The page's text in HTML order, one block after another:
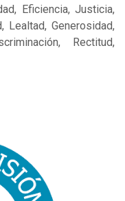
Eficiencia, Justicia,
Lealtad, Generosidad,
Rectitud,